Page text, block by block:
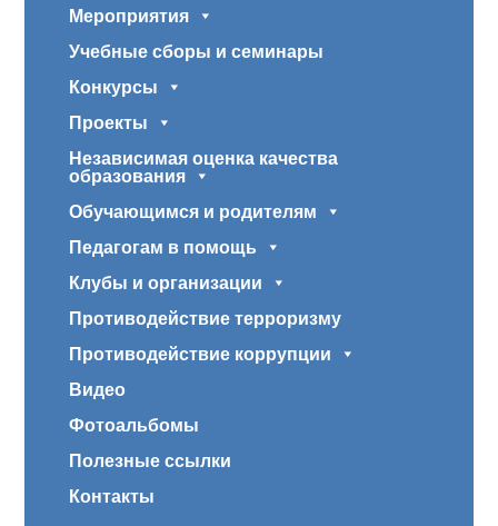
Мероприятия
Учебные сборы и семинары
Конкурсы
Проекты
Независимая оценка качества
образования
Обучающимся и родителям
Педагогам в помощь
Клубы и организации
Противодействие терроризму
Противодействие коррупции
Видео
Фотоальбомы
Полезные ссылки
Контакты